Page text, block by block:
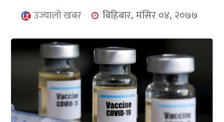
युनिकोडउज्यालो खबर बिहिबार, मंसिर ०४, २०७७